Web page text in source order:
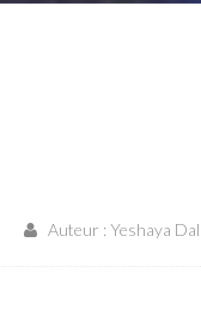
Auteur : Yeshaya